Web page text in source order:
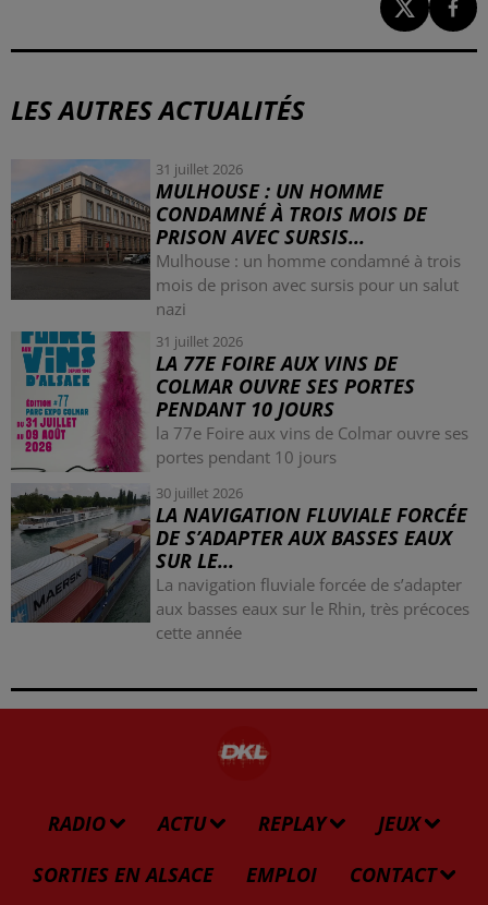
LES AUTRES ACTUALITÉS
31 juillet 2026
MULHOUSE : UN HOMME
CONDAMNÉ À TROIS MOIS DE
PRISON AVEC SURSIS...
Mulhouse : un homme condamné à trois
mois de prison avec sursis pour un salut
nazi
31 juillet 2026
LA 77E FOIRE AUX VINS DE
COLMAR OUVRE SES PORTES
PENDANT 10 JOURS
la 77e Foire aux vins de Colmar ouvre ses
portes pendant 10 jours
30 juillet 2026
LA NAVIGATION FLUVIALE FORCÉE
DE S’ADAPTER AUX BASSES EAUX
SUR LE...
La navigation fluviale forcée de s’adapter
aux basses eaux sur le Rhin, très précoces
cette année
RADIO ACTU REPLAY
JEUX
SORTIES EN ALSACE
EMPLOI CONTACT